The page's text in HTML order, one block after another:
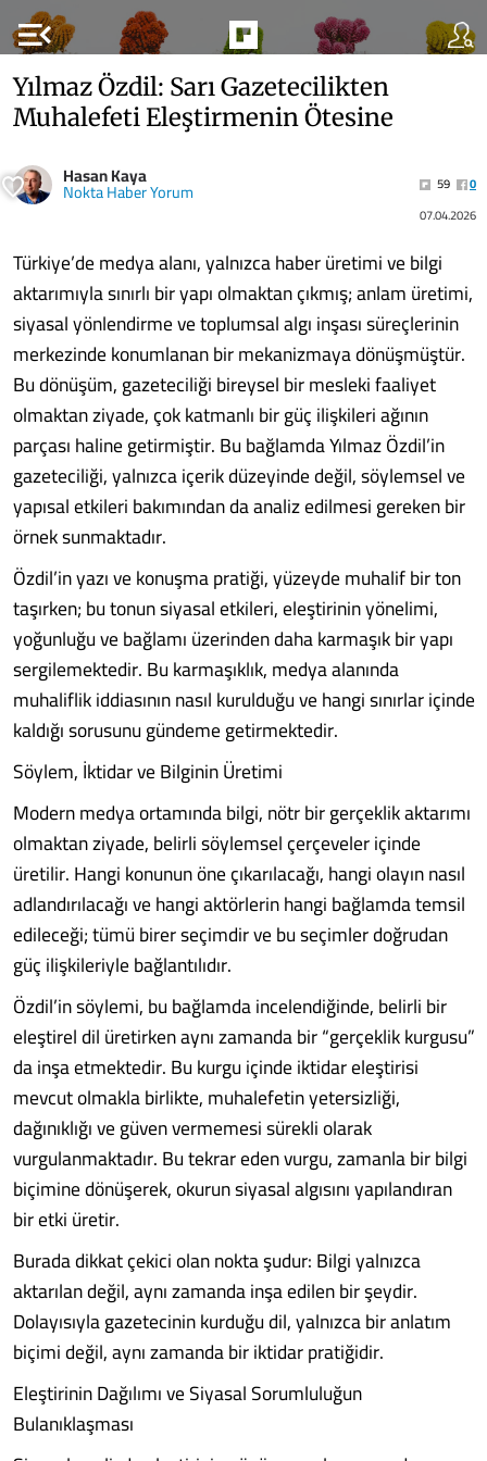
menu_open
Yılmaz Özdil: Sarı Gazetecilikten
Muhalefeti Eleştirmenin Ötesine
Hasan Kaya
Nokta Haber Yorum 59
0
07.04.2026
Türkiye’de medya alanı, yalnızca haber üretimi ve bilgi
aktarımıyla sınırlı bir yapı olmaktan çıkmış; anlam üretimi,
siyasal yönlendirme ve toplumsal algı inşası süreçlerinin
merkezinde konumlanan bir mekanizmaya dönüşmüştür.
Bu dönüşüm, gazeteciliği bireysel bir mesleki faaliyet
olmaktan ziyade, çok katmanlı bir güç ilişkileri ağının
parçası haline getirmiştir. Bu bağlamda Yılmaz Özdil’in
gazeteciliği, yalnızca içerik düzeyinde değil, söylemsel ve
yapısal etkileri bakımından da analiz edilmesi gereken bir
örnek sunmaktadır.
Özdil’in yazı ve konuşma pratiği, yüzeyde muhalif bir ton
taşırken; bu tonun siyasal etkileri, eleştirinin yönelimi,
yoğunluğu ve bağlamı üzerinden daha karmaşık bir yapı
sergilemektedir. Bu karmaşıklık, medya alanında
muhaliflik iddiasının nasıl kurulduğu ve hangi sınırlar içinde
kaldığı sorusunu gündeme getirmektedir.
Söylem, İktidar ve Bilginin Üretimi
Modern medya ortamında bilgi, nötr bir gerçeklik aktarımı
olmaktan ziyade, belirli söylemsel çerçeveler içinde
üretilir. Hangi konunun öne çıkarılacağı, hangi olayın nasıl
adlandırılacağı ve hangi aktörlerin hangi bağlamda temsil
edileceği; tümü birer seçimdir ve bu seçimler doğrudan
güç ilişkileriyle bağlantılıdır.
Özdil’in söylemi, bu bağlamda incelendiğinde, belirli bir
eleştirel dil üretirken aynı zamanda bir “gerçeklik kurgusu”
da inşa etmektedir. Bu kurgu içinde iktidar eleştirisi
mevcut olmakla birlikte, muhalefetin yetersizliği,
dağınıklığı ve güven vermemesi sürekli olarak
vurgulanmaktadır. Bu tekrar eden vurgu, zamanla bir bilgi
biçimine dönüşerek, okurun siyasal algısını yapılandıran
bir etki üretir.
Burada dikkat çekici olan nokta şudur: Bilgi yalnızca
aktarılan değil, aynı zamanda inşa edilen bir şeydir.
Dolayısıyla gazetecinin kurduğu dil, yalnızca bir anlatım
biçimi değil, aynı zamanda bir iktidar pratiğidir.
Eleştirinin Dağılımı ve Siyasal Sorumluluğun
Bulanıklaşması